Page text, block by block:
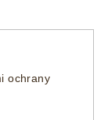
ochrany